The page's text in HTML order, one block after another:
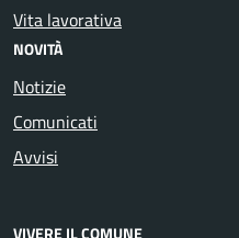
Vita lavorativa
NOVITÀ
Notizie
Comunicati
Avvisi
VIVERE IL COMUNE